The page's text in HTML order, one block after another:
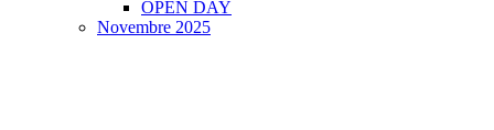
OPEN DAY
Novembre 2025